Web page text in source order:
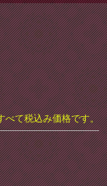
べて税込み価格です。